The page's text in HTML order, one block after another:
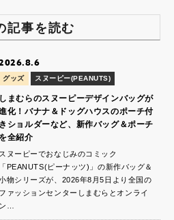
記事を読む
グッズ スヌーピー(PEANUTS)
しまむらのスヌーピーデザインバッグが
化！バナナ＆ドッグハウスのポーチ付
きショルダーなど、新作バッグ＆ポーチ
を全紹介
スヌーピーでおなじみのコミック
「PEANUTS(ピーナッツ)」の新作バッグ＆
物シリーズが、2026年8月5日より全国の
ファッションセンターしまむらとオンライ
ン…